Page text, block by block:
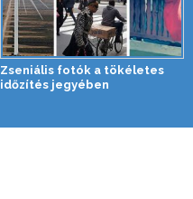
Zseniális fotók a tökéletes
időzítés jegyében